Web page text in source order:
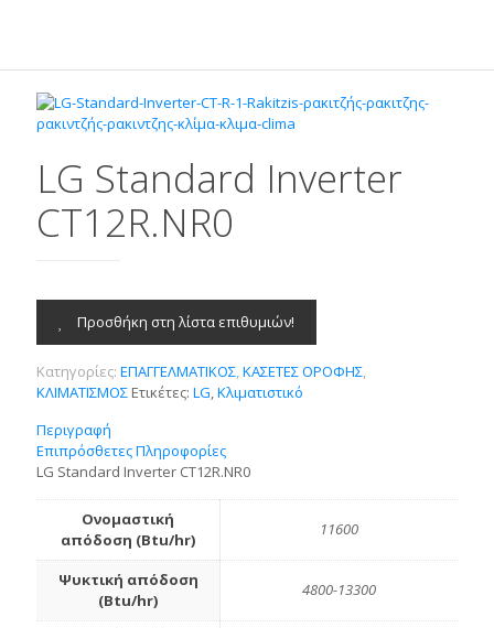
LG Standard Inverter
CT12R.NR0
Προσθήκη στη λίστα επιθυμιών!
Κατηγορίες: ΕΠΑΓΓΕΛΜΑΤΙΚΟΣ ΚΑΣΕΤΕΣ ΟΡΟΦΗΣ
ΚΛΙΜΑΤΙΣΜΟΣ Ετικέτες: LG Κλιματιστικό
Περιγραφή
Επιπρόσθετες Πληροφορίες
LG Standard Inverter CT12R.NR0
Ονομαστική
απόδοση (Btu/hr)
11600
Ψυκτική απόδοση
(Btu/hr)
4800-13300